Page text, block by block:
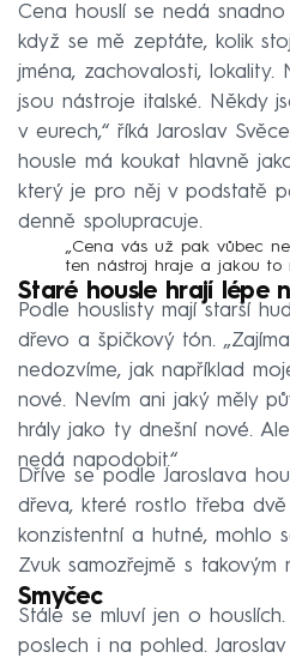
Cena houslí se nedá
když se mě zeptáte, kolik
jména, zachovalosti, lokality.
jsou nástroje italské. Někdy
v eurech,“ říká Jaroslav
housle má koukat hlavně
který je pro něj v podstatě
denně spolupracuje.
„Cena vás už pak vůbec
ten nástroj hraje a jakou to
Staré housle hrají lépe
Podle houslisty mají starší
dřevo a špičkový tón.
nedozvíme, jak například
nové. Nevím ani jaký měly
hrály jako ty dnešní nové.
nedá napodobit.“
Dříve se podle Jaroslava
dřeva, které rostlo třeba dvě
konzistentní a hutné, mohlo
Zvuk samozřejmě s takovým
Smyčec
Stále se mluví jen o
poslech i na pohled.